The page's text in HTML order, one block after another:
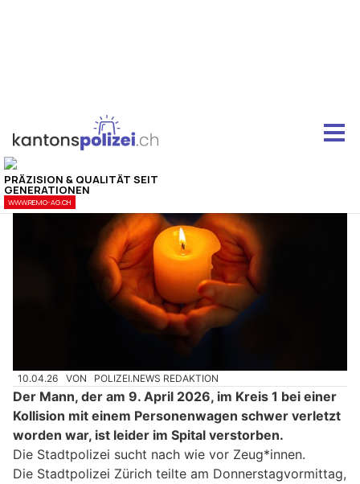
Zürich ZH: Fussgänger stirbt nach Kollision –
Polizei sucht weiter Zeugen
10.04.26 VON POLIZEI.NEWS REDAKTION
Der Mann, der am 9. April 2026, im Kreis 1 bei einer
Kollision mit einem Personenwagen schwer verletzt
worden war, ist leider im Spital verstorben.
Die Stadtpolizei sucht nach wie vor Zeug*innen.
Die Stadtpolizei Zürich teilte am Donnerstagvormittag,